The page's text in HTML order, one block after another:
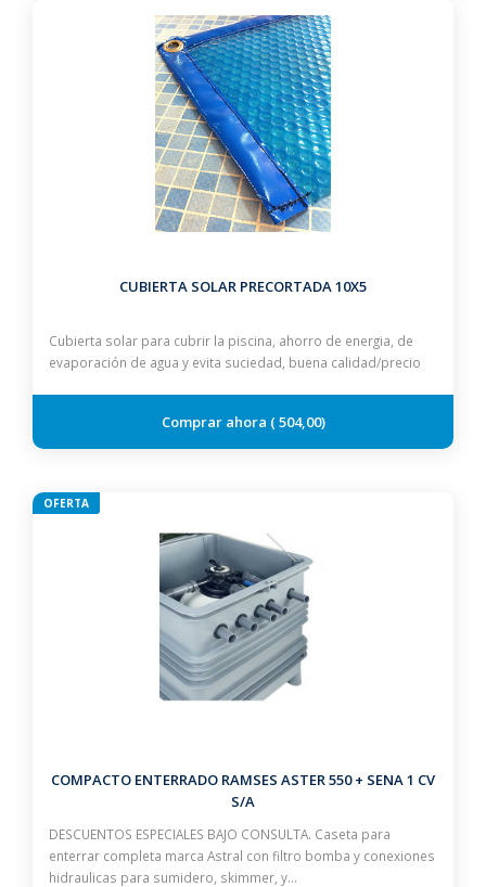
CUBIERTA SOLAR PRECORTADA 10X5
Cubierta solar para cubrir la piscina, ahorro de energia, de
evaporación de agua y evita suciedad, buena calidad/precio
504,00
OFERTA
COMPACTO ENTERRADO RAMSES ASTER 550 + SENA 1 CV
S/A
DESCUENTOS ESPECIALES BAJO CONSULTA. Caseta para
enterrar completa marca Astral con filtro bomba y conexiones
hidraulicas para sumidero, skimmer, y…